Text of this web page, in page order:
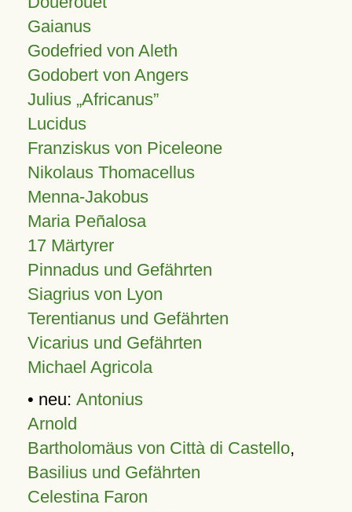
Gaianus
Godefried von Aleth
Godobert von Angers
Julius Africanus
Lucidus
Franziskus von Piceleone
Nikolaus Thomacellus
Menna-Jakobus
Maria Peñalosa
17 Märtyrer
Pinnadus und Gefährten
Siagrius von Lyon
Terentianus und Gefährten
Vicarius und Gefährten
Michael Agricola
• neu: Antonius
Arnold
Bartholomäus von Città di Castello,
Basilius und Gefährten
Celestina Faron